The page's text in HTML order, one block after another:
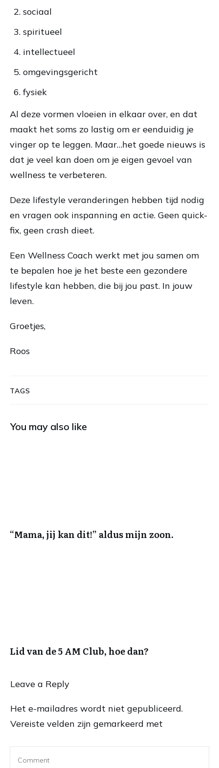
sociaal
spiritueel
intellectueel
omgevingsgericht
fysiek
Al deze vormen vloeien in elkaar over, en dat
maakt het soms zo lastig om er eenduidig je
vinger op te leggen. Maar…het goede nieuws is
dat je veel kan doen om je eigen gevoel van
wellness te verbeteren.
Deze lifestyle veranderingen hebben tijd nodig
en vragen ook inspanning en actie. Geen quick-
fix, geen crash dieet.
Een Wellness Coach werkt met jou samen om
te bepalen hoe je het beste een gezondere
lifestyle kan hebben, die bij jou past. In jouw
leven.
Groetjes,
Roos
TAGS
You may also like
“Mama, jij kan dit!” aldus mijn zoon.
Lid van de 5 AM Club, hoe dan?
Leave a Reply
Het e-mailadres wordt niet gepubliceerd.
Vereiste velden zijn gemarkeerd met